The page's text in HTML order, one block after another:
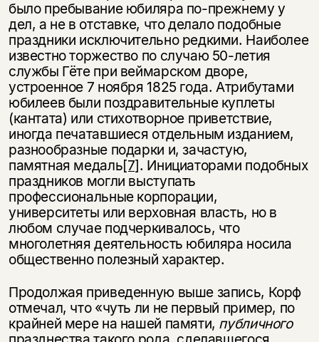
было пребывание юбиляра по-прежнему у
дел, а не в отставке, что делало подобные
праздники исключительно редкими. Наиболее
известно торжество по случаю 50-летия
службы Гёте при веймарском дворе,
устроенное 7 ноября 1825 года. Атрибутами
юбилеев были поздравительные куплеты
(кантата) или стихотворное приветствие,
иногда печатавшиеся отдельным изданием,
разнообразные подарки и, зачастую,
памятная медаль[7]. Инициа­торами подобных
праздников могли выступать
профессиональные корпорации,
университеты или верховная власть, но в
любом случае подчеркивалось, что
многолетняя деятельность юбиляра носила
общественно полезный характер.
Продолжая приведенную выше запись, Корф
отмечал, что «чуть ли не первый пример, по
крайней мере на нашей памяти, публичного